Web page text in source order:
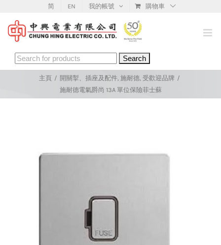
content
简 EN 我的帳號 購物車
Search
for:
主頁 / 開關掣、插座及配件, 施耐德, 受歡迎品牌 /
施耐德電氣爵尚 13A 單位保險菲士蘇